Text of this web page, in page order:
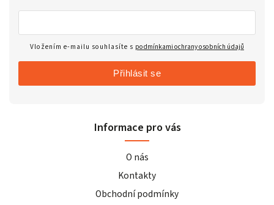
Vložením e-mailu souhlasíte s podmínkami ochrany osobních údajů
Přihlásit se
Informace pro vás
O nás
Kontakty
Obchodní podmínky